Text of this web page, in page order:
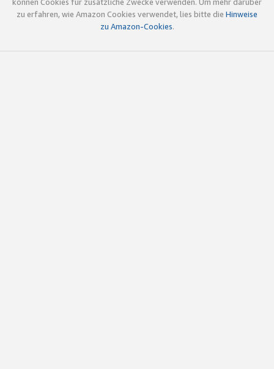
können Cookies für zusätzliche Zwecke verwenden. Um mehr darüber
zu erfahren, wie Amazon Cookies verwendet, lies bitte die Hinweise
zu Amazon-Cookies.